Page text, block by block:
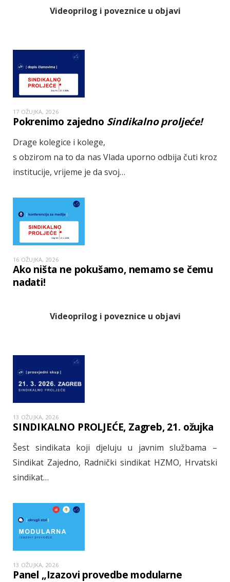
Videoprilog i poveznice u objavi
17 OŽUJKA, 2026
Pokrenimo zajedno Sindikalno proljeće!
Drage kolegice i kolege,
s obzirom na to da nas Vlada uporno odbija čuti kroz
institucije, vrijeme je da svoj…
16 OŽUJKA, 2026
Ako ništa ne pokušamo, nemamo se čemu
nadati!
Videoprilog i poveznice u objavi
13 OŽUJKA, 2026
SINDIKALNO PROLJEĆE, Zagreb, 21. ožujka
Šest sindikata koji djeluju u javnim službama –
Sindikat Zajedno, Radnički sindikat HZMO, Hrvatski
sindikat…
13 OŽUJKA, 2026
Panel „Izazovi provedbe modularne